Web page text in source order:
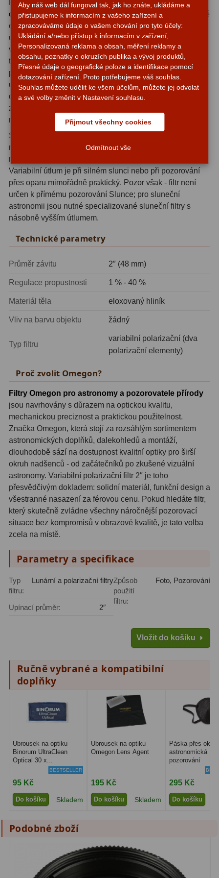
ADC, Tilting14
Rotátory34
Komponenty78
Helical výtahy11
Okulárové výtahy44
Sekundární zrcadla6
Příslušenství188
Redukce 1,25" a 2"17
Výtahy a ostření1
Ostatní18
Montáže99
Azimutální AZ6
Paralaktické EQ19
Fotografické montáže
Stativy a pilíře3
Objímky10
Motory a pohony13
Závaží 3
Ostatní27
Zrcátka a hranoly
Amici hranoly 45°11
Amici hranoly 90°
Pozorovací dalekohledy
Turistické24
Myslivecké2
Pro pozorování přírody a
ornitologie
Dárkové1
Binokulární dalekohledy279
Astronomické44
Připozorování jasných nebeských objektů
dalekohledems variabilním polarizačním filtrem okamžitě
oceníte nárůst kontrastu a potlačení parazitních odlesků
uvnitř optické soustavy. Měsíční povrch získá plastičtější
vzhled, krátery a hřbety vystoupí výrazněji a detail v
terminátorové oblasti je nápadně lepší. U planet pak filtr
pomáhá potlačit záři způsobenou přebytkem světla a
umožní klidnější a déle udržitelné soustředění na jemné
detaily atmosférických pásů nebo polárních čepiček. Filtr
zároveň chrání vaše oči před ztrátou nočního vidění a
minimalizuje únavu při delších pozorovacích sezeních.
Své uplatnění najde filtr i při denních pozorováních -
například při sledování přeletu ptáků, lodí na horizontu
nebo vzdálených krajinných detailů přes spotting scope.
Variabilní útlum je při silném slunci nebo při pozorování
přes oparu mimořádně praktický. Pozor však - filtr není
určen k přímému pozorování Slunce; pro sluneční
astronomii jsou nutné specializované sluneční filtry s
násobně vyšším útlumem.
Technické parametry
Průměr závitu 2″ (48 mm)
Regulace propustnosti 1 % - 40 %
Materiál těla eloxovaný hliník
Vliv na barvu objektu žádný
Typ filtru
variabilní polarizační (dva
polarizační elementy)
Proč zvolit Omegon?
Filtry Omegon pro astronomy a pozorovatele přírody
jsou navrhovány s důrazem na optickou kvalitu,
mechanickou preciznost a praktickou použitelnost.
Značka Omegon, která stojí za rozsáhlým sortimentem
astronomických doplňků, dalekohledů a montáží,
dlouhodobě sází na dostupnost kvalitní optiky pro širší
okruh nadšenců - od začátečníků po zkušené vizuální
astronomy. Variabilní polarizační filtr 2″ je toho
přesvědčivým dokladem: solidní materiál, funkční design a
všestranné nasazení za férovou cenu. Pokud hledáte filtr,
který skutečně zvládne všechny náročnější pozorovací
situace bez kompromisů v obrazové kvalitě, je tato volba
zcela na místě.
Parametry a specifikace
Typ
filtru:
Lunární a polarizační filtry
Upínací průměr: 2″
Způsob
použití
filtru:
Foto, Pozorování
Vložit do košíku
Ručně vybrané a kompatibilní
doplňky
Ubrousek na optiku
Binorum UltraClean
Optical 30 x...
BESTSELLER
95 Kč
Do košíku Skladem
Ubrousek na optiku
Omegon Lens Agent
195 Kč
Do košíku Skladem
Páska přes oko
astronomická
pozorování
295 Kč
Do košíku
Podobné zboží
Aby náš web dál fungoval tak, jak ho znáte, ukládáme a
přistupujeme k informacím z vašeho zařízení a
zpracováváme údaje o vašem chování pro tyto účely:
Ukládání a/nebo přístup k informacím v zařízení,
Personalizovaná reklama a obsah, měření reklamy a
obsahu, poznatky o okruzích publika a vývoj produktů,
Přesné údaje o geografické poloze a identifikace pomocí
dotazování zařízení. Proto potřebujeme váš souhlas.
Souhlas můžete udělit ke všem účelům, můžete jej odvolat
a své volby změnit v Nastavení souhlasu.
Přijmout všechny cookies
Odmítnout vše